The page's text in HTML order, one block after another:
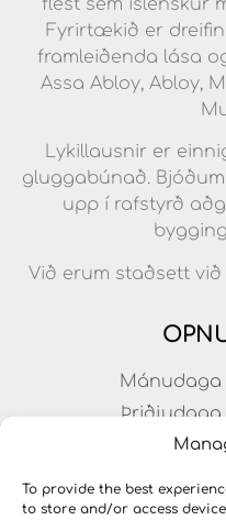
To provide the best
to store and/or access
flest sem íslenskur
Fyrirtækið er
framleiðenda lása
Assa Abloy, Abloy,
Lykillausnir er
gluggabúnað.
upp í rafstyrð
Við erum staðsett við
Mánudaga
Þriðjudaga
Föstudaga